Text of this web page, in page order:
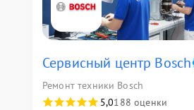
Сервисный центр Bosch
Ремонт техники Bosch
5,0188 оценки